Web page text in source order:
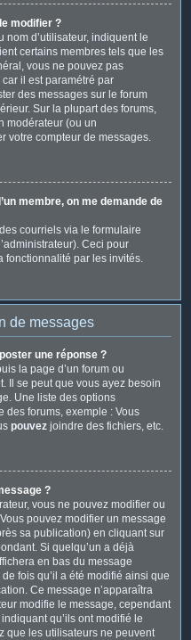
modifier ?
nom d’utilisateur, indiquent le
certains membres tels que les
vous ne pouvez pas
car il est paramétré par
des messages sur le forum
Sur la plupart des forums,
modérateur (ou un
votre compteur de messages.
membre, on me demande de
courriels via le formulaire
Ceci pour
fonctionnalité par les invités.
de messages
une réponse ?
la page d’un forum ou
Il se peut que vous ayez besoin
Une liste des options
des forums, exemple : Vous
pouvez joindre des fichiers, etc.
?
vous ne pouvez modifier ou
pouvez modifier un message
sa publication) en cliquant sur
Si quelqu’un a déjà
en bas du message
fois qu’il a été modifié ainsi que
Ce message n’apparaîtra
modifie le message, cependant
qu’ils ont modifié le
que les utilisateurs ne peuvent